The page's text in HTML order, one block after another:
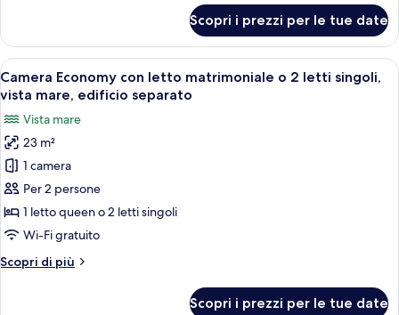
singoli,
vista
mare,
piano
elevato
Classic
con
letto
matrimoniale
2
letti
singoli,
vista
mare,
elevato
Scopri i prezzi per le tue date
Apri
tutte
foto
per
Camera
Economy
con
letto
o
Una terrazza con due amache che si
4
Camera Economy con letto matrimoniale o 2 letti singoli,
vista mare, edificio separato
Vista mare
23 m²
1 camera
Per 2 persone
1 letto queen o 2 letti singoli
Wi-Fi gratuito
Scopri di più
Altri
Scopri i prezzi per le tue date